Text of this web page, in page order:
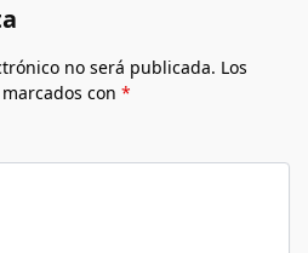
no será publicada. Los
con *